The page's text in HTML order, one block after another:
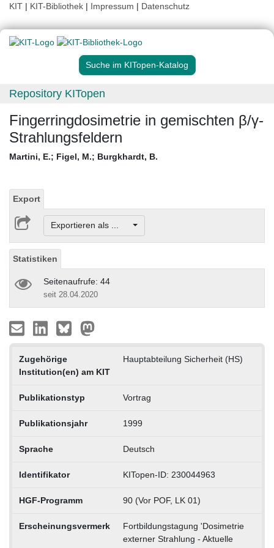
KIT | KIT-Bibliothek | Impressum | Datenschutz
Suche im KITopen-Katalog
Repository KITopen
Fingerringdosimetrie in gemischten β/γ-
Strahlungsfeldern
Martini, E.; Figel, M.; Burgkhardt, B.
Export
Exportieren als ...
Statistiken
Seitenaufrufe: 44
seit 28.04.2020
Zugehörige
Institution(en) am KIT
Hauptabteilung Sicherheit (HS)
Publikationstyp Vortrag
Publikationsjahr 1999
Sprache Deutsch
Identifikator KITopen-ID: 230044963
HGF-Programm 90 (Vor POF, LK 01)
Erscheinungsvermerk
Fortbildungstagung 'Dosimetrie
externer Strahlung - Aktuelle